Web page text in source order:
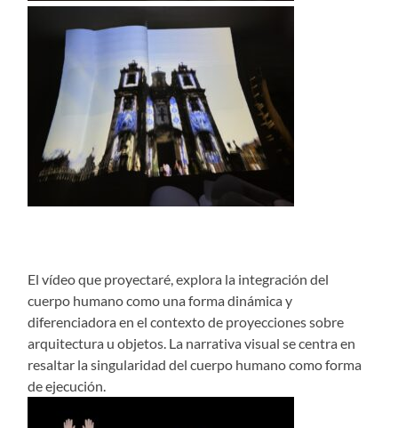
El vídeo que proyectaré, explora la integración del
cuerpo humano como una forma dinámica y
diferenciadora en el contexto de proyecciones sobre
arquitectura u objetos. La narrativa visual se centra en
resaltar la singularidad del cuerpo humano como forma
de ejecución.